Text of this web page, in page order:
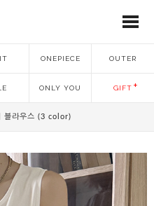
ONEPIECE OUTER
ONLY YOU GIFT
블라우스 (3 color)